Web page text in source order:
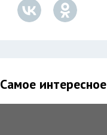
Самое интересное